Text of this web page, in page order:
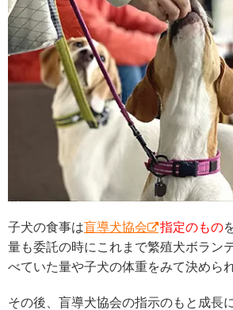
子犬の食事は盲導犬協会 指定のもの
量も委託の時にこれまで繁殖犬ボラン
べていた量や子犬の体重をみて決めら
その後、盲導犬協会の指示のもと成長